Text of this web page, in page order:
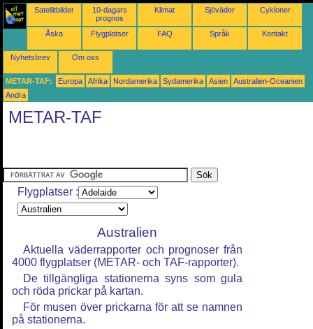
Satellitbilder
10-dagars
prognos
Klimat Sjöväder Cykloner
Åska Flygplatser FAQ Språk Kontakt
Nyhetsbrev Om oss
METAR-TAF: Europa Afrika Nordamerika Sydamerika Asien
Australien-Oceanien
Andra
METAR-TAF
Flygplatser :
Australien
Aktuella väderrapporter och prognoser från
4000 flygplatser (METAR- och TAF-rapporter).
De tillgängliga stationerna syns som gula
och röda prickar på kartan.
För musen över prickarna för att se namnen
på stationerna.